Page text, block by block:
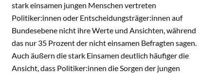
stark einsamen jungen Menschen vertreten
Politiker:innen oder Entscheidungsträger:innen auf
Bundesebene nicht ihre Werte und Ansichten, während
das nur 35 Prozent der nicht einsamen Befragten sagen.
Auch äußern die stark Einsamen deutlich häufiger die
Ansicht, dass Politiker:innen die Sorgen der jungen